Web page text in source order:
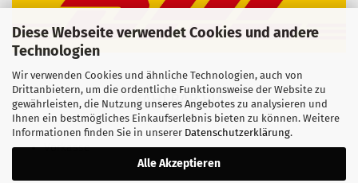
Diese Webseite verwendet Cookies und andere
Technologien
Wir verwenden Cookies und ähnliche Technologien, auch von
Drittanbietern, um die ordentliche Funktionsweise der Website zu
gewährleisten, die Nutzung unseres Angebotes zu analysieren und
Ihnen ein bestmögliches Einkaufserlebnis bieten zu können. Weitere
Informationen finden Sie in unserer Datenschutzerklärung.
Alle Akzeptieren
ZAHLBAR VIA
Vorkasse